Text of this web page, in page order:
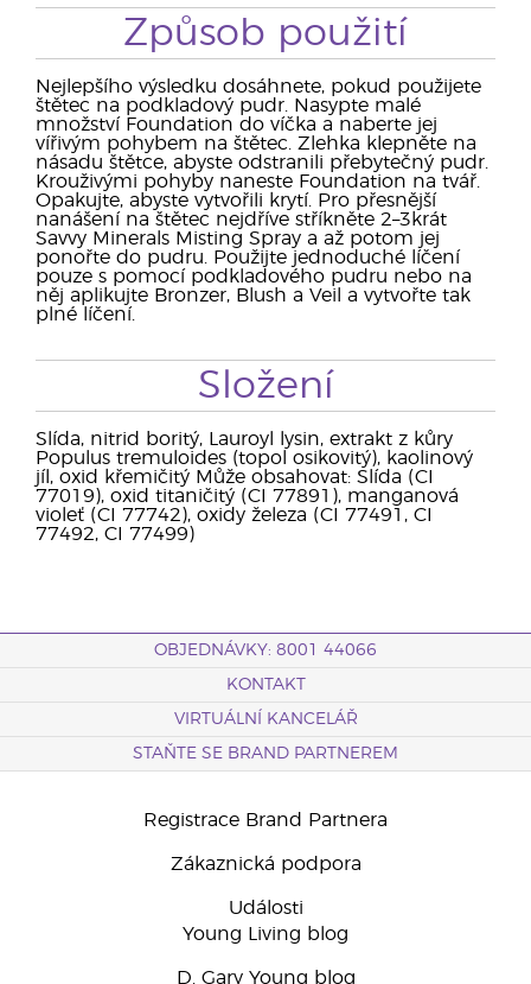
Způsob použití
Nejlepšího výsledku dosáhnete, pokud použijete
štětec na podkladový pudr. Nasypte malé
množství Foundation do víčka a naberte jej
vířivým pohybem na štětec. Zlehka klepněte na
násadu štětce, abyste odstranili přebytečný pudr.
Krouživými pohyby naneste Foundation na tvář.
Opakujte, abyste vytvořili krytí. Pro přesnější
nanášení na štětec nejdříve stříkněte 2–3krát
Savvy Minerals Misting Spray a až potom jej
ponořte do pudru. Použijte jednoduché líčení
pouze s pomocí podkladového pudru nebo na
něj aplikujte Bronzer, Blush a Veil a vytvořte tak
plné líčení.
Složení
Slída, nitrid boritý, Lauroyl lysin, extrakt z kůry
Populus tremuloides (topol osikovitý), kaolinový
jíl, oxid křemičitý Může obsahovat: Slída (CI
77019), oxid titaničitý (CI 77891), manganová
violeť (CI 77742), oxidy železa (CI 77491, CI
77492, CI 77499)
OBJEDNÁVKY: 8001 44066
KONTAKT
VIRTUÁLNÍ KANCELÁŘ
STAŇTE SE BRAND PARTNEREM
Registrace Brand Partnera
Zákaznická podpora
Události
Young Living blog
D. Gary Young blog